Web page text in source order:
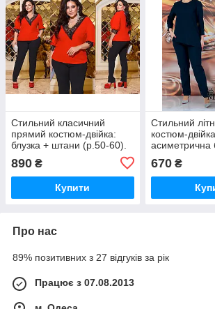
Стильний класичний
прямий костюм-двійка:
блузка + штани (р.50-60).
890 ₴
Купити
Стильний
костюм-
асиметрична
Арт-2221/42
670₴
Про нас
89% позитивних з 27 відгуків за рік
Працює з 07.08.2013